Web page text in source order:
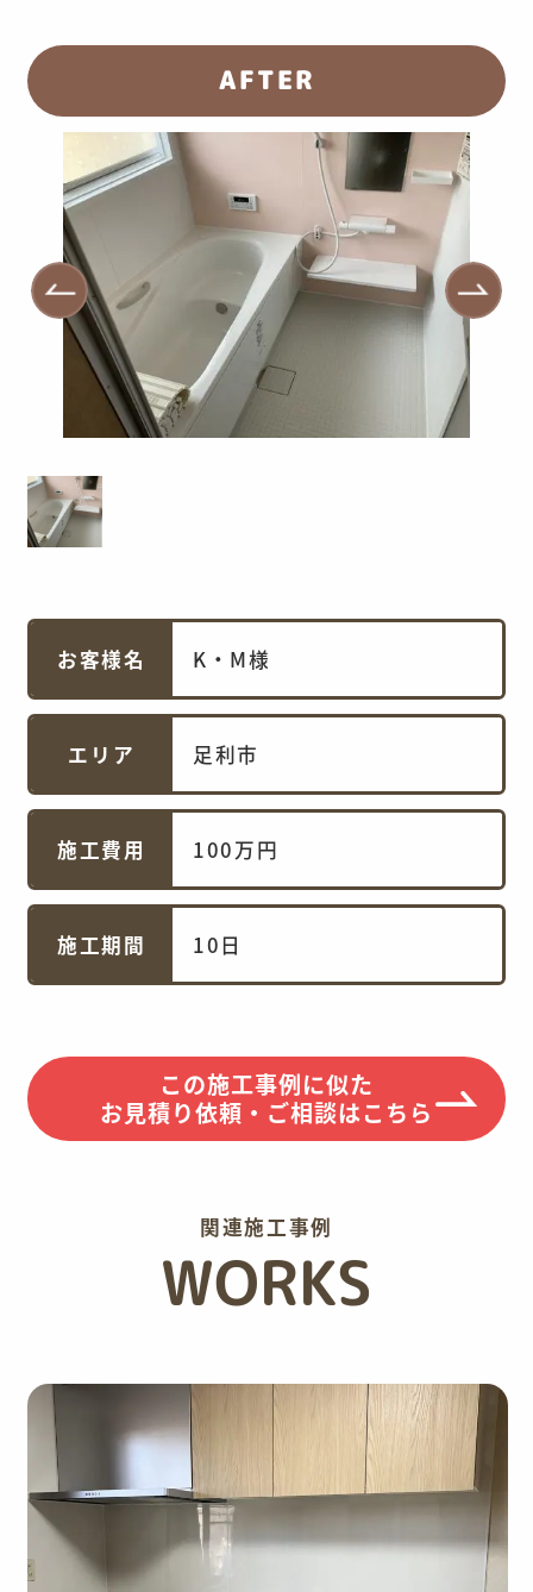
AFTER
お客様名 K・M様
エリア 足利市
施工費用 100万円
施工期間 10日
この施工事例に似た
お見積り依頼・ご相談はこちら
関連施工事例
WORKS